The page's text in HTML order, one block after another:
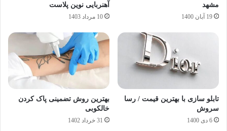
مشهد
19 آبان 1400
آهنربایی نوین پلاست
10 مرداد 1403
تابلو سازی با بهترین قیمت / رسا
سروش
6 دی 1400
بهترین روش تضمینی پاک کردن
خالکوبی
31 خرداد 1402